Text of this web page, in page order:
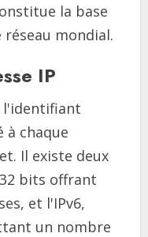
la base
mondial.
IP
l'identifiant
chaque
Il existe deux
bits offrant
et l'IPv6,
un nombre